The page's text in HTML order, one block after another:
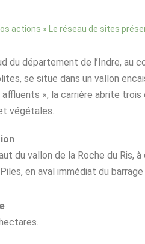
actions » Le réseau de sites
du département de l’Indre, au
se situe dans un vallon
», la carrière abrite
végétales..
du vallon de la Roche du Ris,
en aval immédiat du barrage